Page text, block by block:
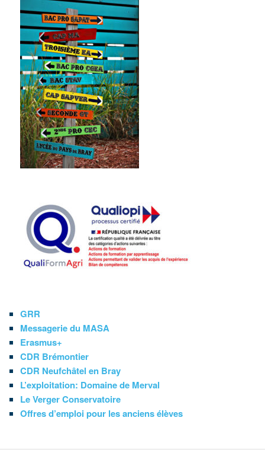
GRR
Messagerie du MASA
Erasmus+
CDR Brémontier
CDR Neufchâtel en Bray
L’exploitation: Domaine de Merval
Le Verger Conservatoire
Offres d’emploi pour les anciens élèves